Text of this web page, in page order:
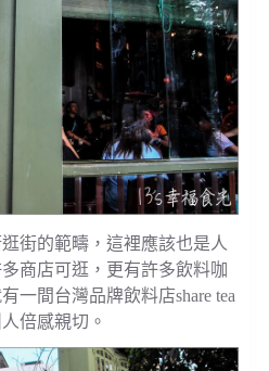
街的範疇，這裡應該也是人
商店可逛，更有許多飲料咖
一間台灣品牌飲料店share tea
倍感親切。